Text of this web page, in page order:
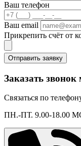
Ваш телефон
Ваш email
Прикрепить счёт от
Отправить заявку
Заказать звонок
Связаться по
ПН.-ПТ. 9.00-18.00